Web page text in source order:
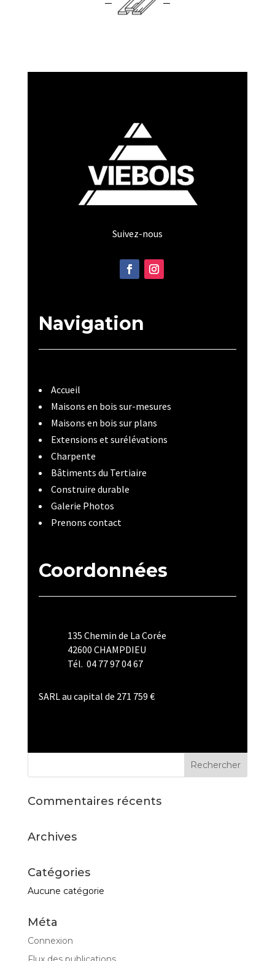
Suivez-nous
Navigation
Accueil
Maisons en bois sur-mesures
Maisons en bois sur plans
Extensions et surélévations
Charpente
Bâtiments du Tertiaire
Construire durable
Galerie Photos
Prenons contact
Coordonnées
135 Chemin de La Corée
42600 CHAMPDIEU
Tél. 04 77 97 04 67
SARL au capital de 271 759 €
Commentaires récents
Archives
Catégories
Aucune catégorie
Méta
Connexion